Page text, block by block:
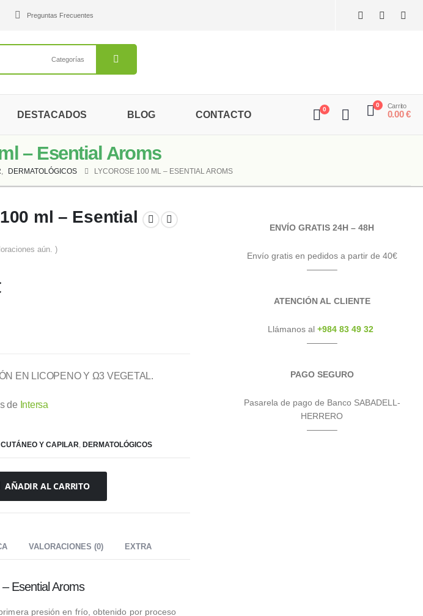
Preguntas Frecuentes
Categorías
DESTACADOS BLOG CONTACTO
0
0 Carrito
0.00€
– Esential Aroms
, DERMATOLÓGICOS LYCOROSE 100 ML – ESENTIAL AROMS
ml – Esential
aún. )
El
EN LICOPENO Y Ω3 VEGETAL.
de Intersa
CUTÁNEO Y CAPILAR, DERMATOLÓGICOS
AÑADIR AL CARRITO
VALORACIONES (0) EXTRA
Esential Aroms
presión en frío, obtenido por proceso
ENVÍO GRATIS 24H – 48H
Envío gratis en pedidos a partir de 40€
———–
ATENCIÓN AL CLIENTE
Llámanos al +984 83 49 32
———–
PAGO SEGURO
Pasarela de pago de Banco SABADELL-
HERRERO
———–